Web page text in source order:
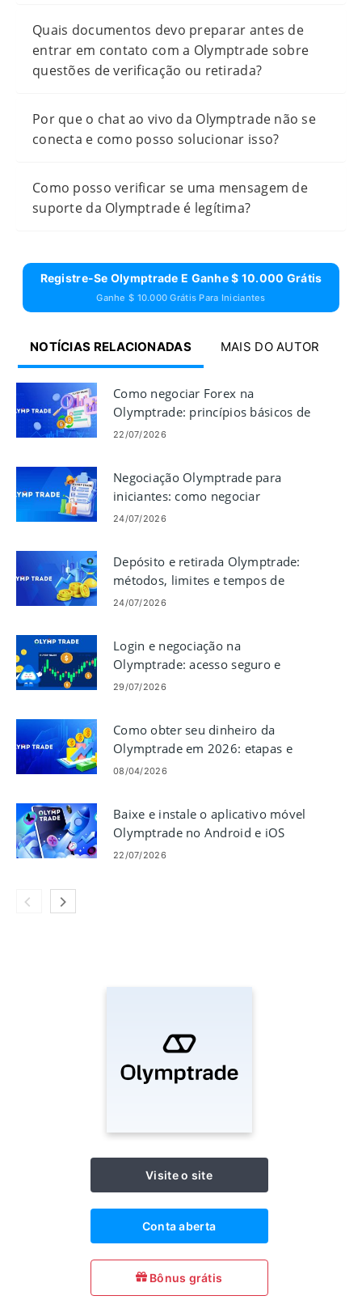
Quais documentos devo preparar antes de
entrar em contato com a Olymptrade sobre
questões de verificação ou retirada?
Por que o chat ao vivo da Olymptrade não se
conecta e como posso solucionar isso?
Como posso verificar se uma mensagem de
suporte da Olymptrade é legítima?
Registre-Se Olymptrade E Ganhe $ 10.000 Grátis
Ganhe $ 10.000 Grátis Para Iniciantes
NOTÍCIAS RELACIONADAS MAIS DO AUTOR
Como negociar Forex na
Olymptrade: princípios básicos de
negociação na plataforma
22/07/2026
Negociação Olymptrade para
iniciantes: como negociar
24/07/2026
Depósito e retirada Olymptrade:
métodos, limites e tempos de
processamento
24/07/2026
Login e negociação na
Olymptrade: acesso seguro e
realização de negociações
29/07/2026
Como obter seu dinheiro da
Olymptrade em 2026: etapas e
cobranças de retirada
08/04/2026
Baixe e instale o aplicativo móvel
Olymptrade no Android e iOS
22/07/2026
Visite o site
Conta aberta
Bônus grátis